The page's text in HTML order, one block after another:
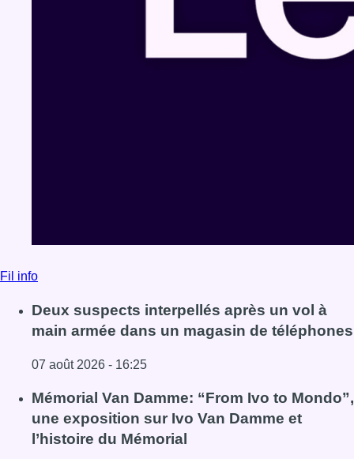
Fil info
Deux suspects interpellés après un vol à
main armée dans un magasin de téléphones
07 août 2026 - 16:25
Lire l'article Deux suspects interpellés après un vol à
Mémorial Van Damme: “From Ivo to Mondo”,
une exposition sur Ivo Van Damme et
l’histoire du Mémorial